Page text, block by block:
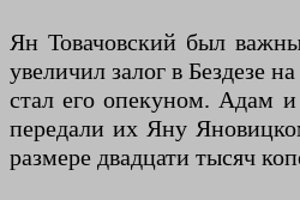
Ян Товачовский был
увеличил залог в Бездезе
стал его опекуном. Адам
передали их Яну
размере двадцати тысяч